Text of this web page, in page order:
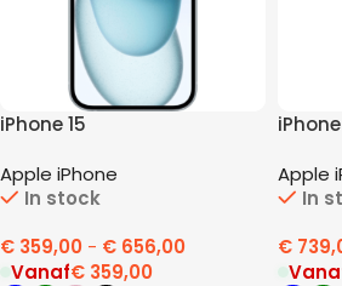
iPhone 15
Apple iPhone
In stock
€ 359,00 - € 656,00
Vanaf€ 359,00
iPhone
Apple
In
€